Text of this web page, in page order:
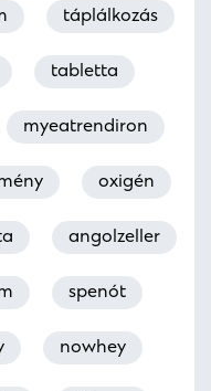
táplálkozás
tabletta
myeatrendiron
oxigén
angolzeller
spenót
nowhey